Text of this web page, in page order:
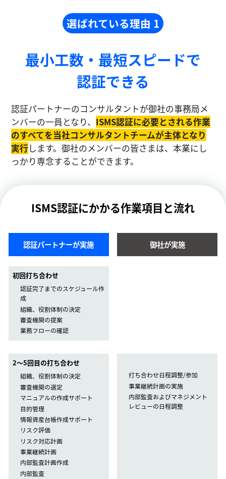
選ばれている理由 1
最小工数・最短スピードで
認証できる
認証パートナーのコンサルタントが御社の事務局メ
ンバーの一員となり、 ISMS認証に必要とされる作業
のすべてを当社コンサルタントチームが主体となり
実⾏ します。御社のメンバーの皆さまは、本業にし
っかり専念することができます。
ISMS認証にかかる作業項目と流れ
認証パートナーが実施 御社が実施
初回打ち合わせ
認証完了までのスケジュール作
成
組織、役割体制の決定
審査機関の提案
業務フローの確認
2〜5回目の打ち合わせ
組織、役割体制の決定
審査機関の選定
マニュアルの作成サポート
目的管理
情報資産台帳作成サポート
リスク評価
リスク対応計画
事業継続計画
内部監査計画作成
内部監査
打ち合わせ日程調整/参加
事業継続計画の実施
内部監査およびマネジメント
レビューの日程調整